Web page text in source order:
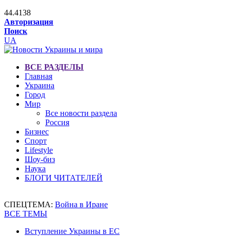
44.4138
Авторизация
Поиск
UA
ВСЕ РАЗДЕЛЫ
Главная
Украина
Город
Мир
Все новости раздела
Россия
Бизнес
Спорт
Lifestyle
Шоу-биз
Наука
БЛОГИ ЧИТАТЕЛЕЙ
СПЕЦТЕМА: Война в Иране
ВСЕ ТЕМЫ
Вступление Украины в ЕС